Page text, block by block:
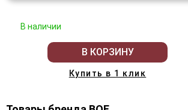
В наличии
В КОРЗИНУ
Купить в 1 клик